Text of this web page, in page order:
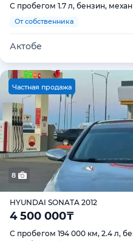
С пробегом 1.7 л, бензин,
От собственника
Актобе
Частная продажа
8
HYUNDAI SONATA 2012
4 500 000₸
С пробегом 194 000 км, 2.4 л,